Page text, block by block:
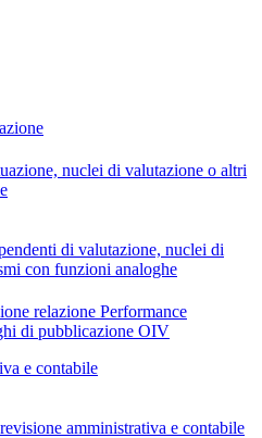
nuclei di valutazione o altri
di valutazione, nuclei di
con funzioni analoghe
relazione Performance
di pubblicazione OIV
e contabile
amministrativa e contabile